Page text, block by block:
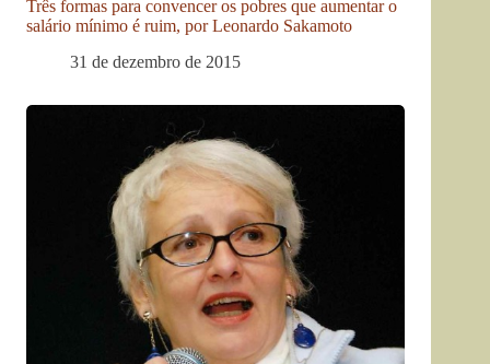
Três formas para convencer os pobres que aumentar o
salário mínimo é ruim, por Leonardo Sakamoto
31 de dezembro de 2015